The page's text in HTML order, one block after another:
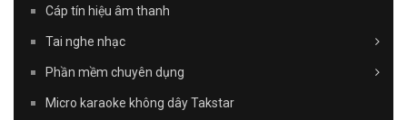
Cáp tín hiệu âm thanh
Tai nghe nhạc
Phần mềm chuyên dụng
Micro karaoke không dây Takstar